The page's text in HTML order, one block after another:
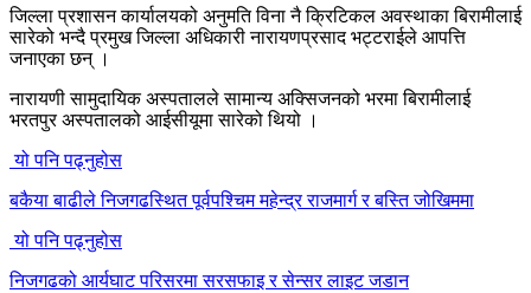
जिल्ला प्रशासन कार्यालयको अनुमति विना नै क्रिटिकल अवस्थाका बिरामीलाई
सारेको भन्दै प्रमुख जिल्ला अधिकारी नारायणप्रसाद भट्टराईले आपत्ति
जनाएका छन् ।
नारायणी सामुदायिक अस्पतालले सामान्य अक्सिजनको भरमा बिरामीलाई
भरतपुर अस्पतालको आईसीयूमा सारेको थियो ।
यो पनि पढ्नुहोस
बकैया बाढीले निजगढस्थित पूर्वपश्चिम महेन्द्र राजमार्ग र बस्ति जोखिममा
यो पनि पढ्नुहोस
निजगढको आर्यघाट परिसरमा सरसफाइ र सेन्सर लाइट जडान